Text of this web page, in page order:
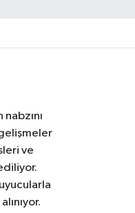
ve